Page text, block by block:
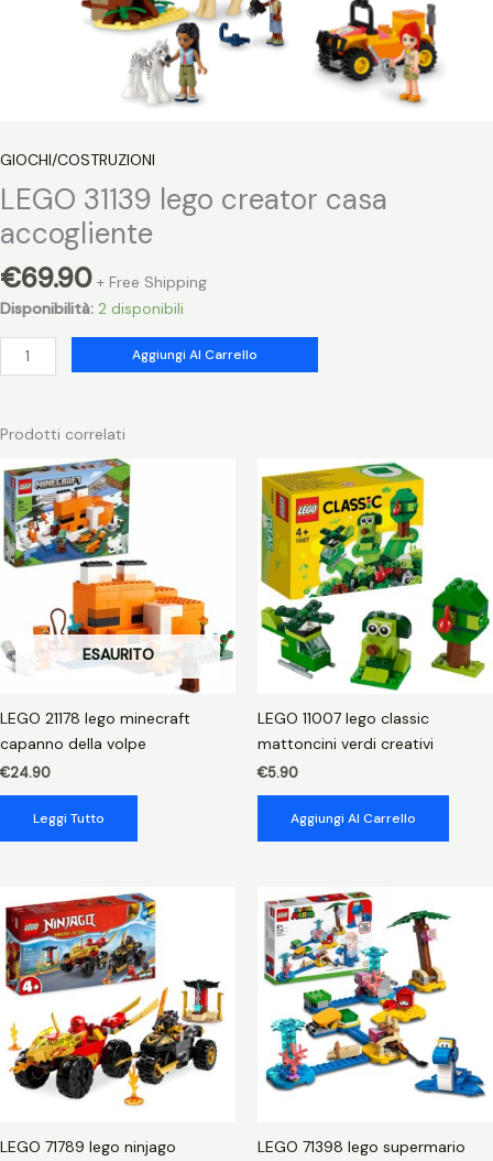
GIOCHI/COSTRUZIONI
LEGO 31139 lego creator casa
accogliente
€69.90 + Free Shipping
Disponibilità: 2 disponibili
LEGO
31139
creator
accogliente
quantità
Aggiungi Al Carrello
Prodotti correlati
ESAURITO
LEGO 21178 lego minecraft
capanno della volpe
€24.90
Leggi Tutto
LEGO 11007 lego classic
mattoncini verdi creativi
€5.90
Aggiungi Al Carrello
LEGO 71789 lego ninjago
LEGO 71398 lego supermario